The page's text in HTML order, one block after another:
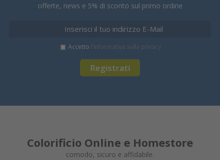
offerte, news e 5% di sconto sul primo ordine
Registrati
Accetto l’informativa sulla privacy
Colorificio Online e Homestore
comodo, sicuro e affidabile.